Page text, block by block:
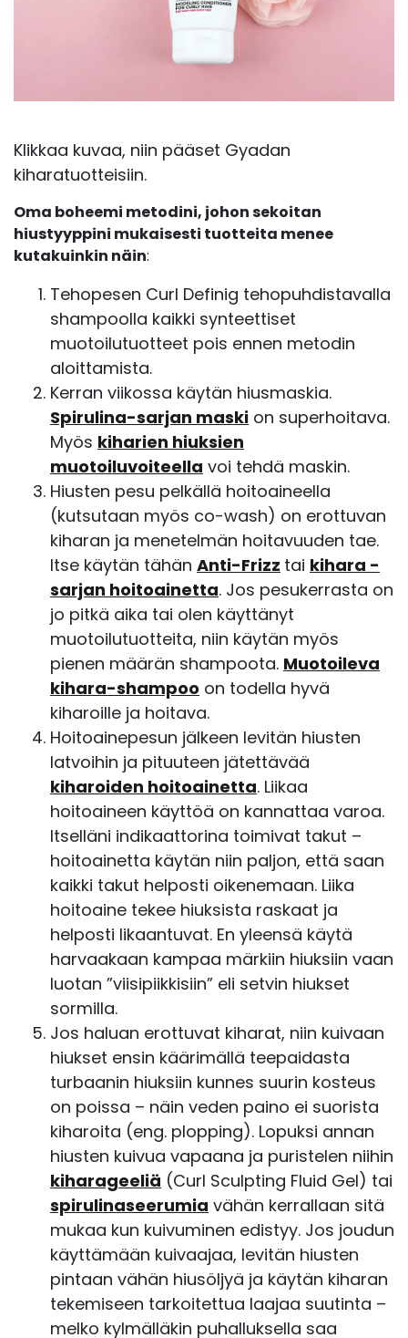
Klikkaa kuvaa, niin pääset Gyadan
kiharatuotteisiin.
Oma boheemi metodini, johon sekoitan
hiustyyppini mukaisesti tuotteita menee
kutakuinkin näin:
Tehopesen Curl Definig tehopuhdistavalla
shampoolla kaikki synteettiset
muotoilutuotteet pois ennen metodin
aloittamista.
Kerran viikossa käytän hiusmaskia.
Spirulina-sarjan maski on superhoitava.
Myös kiharien hiuksien
muotoiluvoiteella voi tehdä maskin.
Hiusten pesu pelkällä hoitoaineella
(kutsutaan myös co-wash) on erottuvan
kiharan ja menetelmän hoitavuuden tae.
Itse käytän tähän Anti-Frizz tai kihara -
sarjan hoitoainetta. Jos pesukerrasta on
jo pitkä aika tai olen käyttänyt
muotoilutuotteita, niin käytän myös
pienen määrän shampoota. Muotoileva
kihara-shampoo on todella hyvä
kiharoille ja hoitava.
Hoitoainepesun jälkeen levitän hiusten
latvoihin ja pituuteen jätettävää
kiharoiden hoitoainetta. Liikaa
hoitoaineen käyttöä on kannattaa varoa.
Itselläni indikaattorina toimivat takut –
hoitoainetta käytän niin paljon, että saan
kaikki takut helposti oikenemaan. Liika
hoitoaine tekee hiuksista raskaat ja
helposti likaantuvat. En yleensä käytä
harvaakaan kampaa märkiin hiuksiin vaan
luotan ”viisipiikkisiin” eli setvin hiukset
sormilla.
Jos haluan erottuvat kiharat, niin kuivaan
hiukset ensin käärimällä teepaidasta
turbaanin hiuksiin kunnes suurin kosteus
on poissa – näin veden paino ei suorista
kiharoita (eng. plopping). Lopuksi annan
hiusten kuivua vapaana ja puristelen niihin
kiharageeliä (Curl Sculpting Fluid Gel) tai
spirulinaseerumia vähän kerrallaan sitä
mukaa kun kuivuminen edistyy. Jos joudun
käyttämään kuivaajaa, levitän hiusten
pintaan vähän hiusöljyä ja käytän kiharan
tekemiseen tarkoitettua laajaa suutinta –
melko kylmälläkin puhalluksella saa